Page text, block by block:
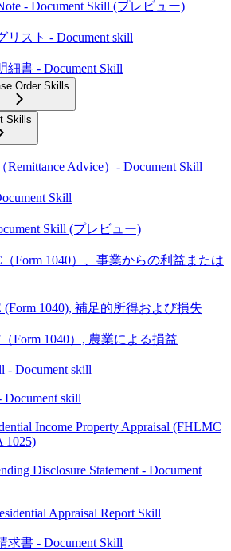
- Document Skill (プレビュー)
リスト - Document skill
細書 - Document Skill
Order Skills
Skills
Remittance Advice）- Document Skill
Skill
Skill (プレビュー)
（Form 1040）、事業からの利益または
(Form 1040), 補足的所得および損失
（Form 1040）, 農業による損益
- Document skill
Document skill
Income Property Appraisal (FHLMC
1025)
Disclosure Statement - Document
Appraisal Report Skill
求書 - Document Skill